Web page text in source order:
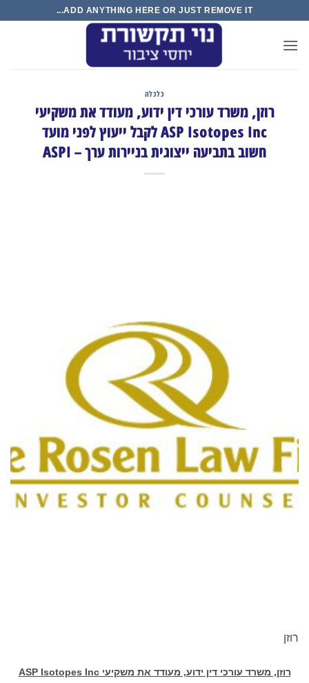
content
ADD ANYTHING HERE OR JUST REMOVE IT...
כלכלה
רוזן, משרד עורכי דין ידוע, מעודד את משקיעי
ASP Isotopes Inc לקבל ייעוץ לפני מועד
חשוב בתביעה ייצוגית בניירות ערך – ASPI
רוזן
רוזן, משרד עורכי דין ידוע, מעודד את משקיעיASP Isotopes Inc